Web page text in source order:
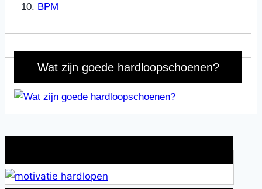
BPM
Wat zijn goede hardloopschoenen?